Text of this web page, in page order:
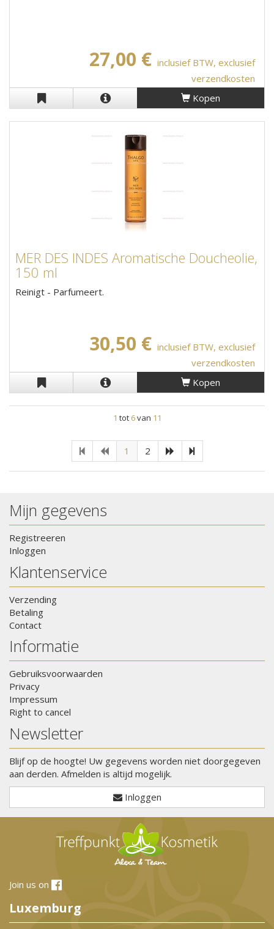
27,00 € inclusief BTW, exclusief
verzendkosten
Kopen
MER DES INDES Aromatische Doucheolie,
150 ml
Reinigt - Parfumeert.
30,50 € inclusief BTW, exclusief
verzendkosten
Kopen
1 tot 6van 11
1 2
Mijn gegevens
Registreeren
Inloggen
Klantenservice
Verzending
Betaling
Contact
Informatie
Gebruiksvoorwaarden
Privacy
Impressum
Right to cancel
Newsletter
Blijf op de hoogte! Uw gegevens worden niet doorgegeven
aan derden. Afmelden is altijd mogelijk.
Inloggen
Join us on
Luxemburg